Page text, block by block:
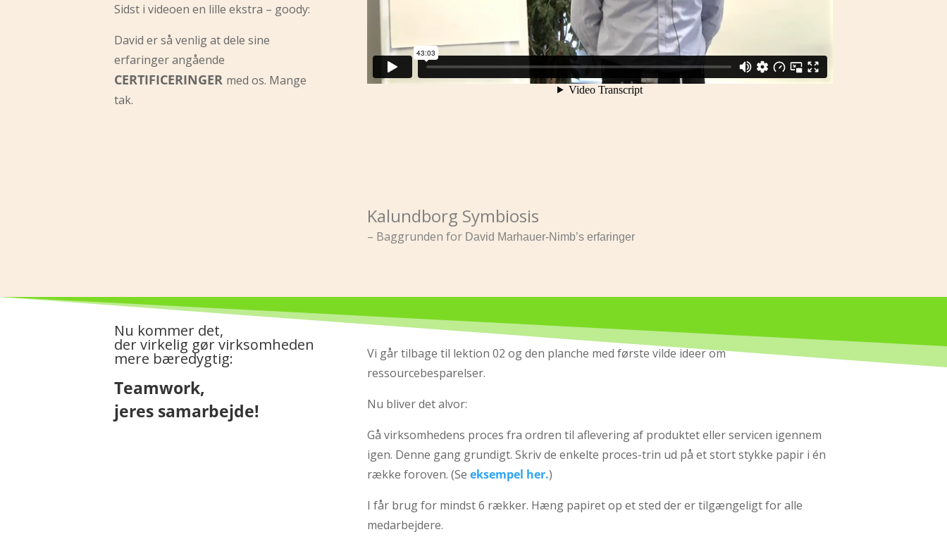
Sidst i videoen en lille ekstra – goody:
David er så venlig at dele sine
erfaringer angående
CERTIFICERINGER med os. Mange
tak.
Kalundborg Symbiosis
– Baggrunden for David Marhauer-Nimb’s erfaringer
Nu kommer det,
der virkelig gør virksomheden
mere bæredygtig:
Teamwork,
jeres samarbejde!
Vi går tilbage til lektion 02 og den planche med første vilde ideer om
ressourcebesparelser.
Nu bliver det alvor:
Gå virksomhedens proces fra ordren til aflevering af produktet eller servicen igennem
igen. Denne gang grundigt. Skriv de enkelte proces-trin ud på et stort stykke papir i én
række foroven. (Se eksempel her.)
I får brug for mindst 6 rækker. Hæng papiret op et sted der er tilgængeligt for alle
medarbejdere.